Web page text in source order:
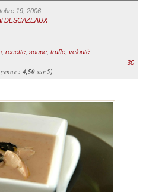
19, 2006
DESCAZEAUX
, recette, soupe, truffe, velouté
: 4,50sur 5)
30